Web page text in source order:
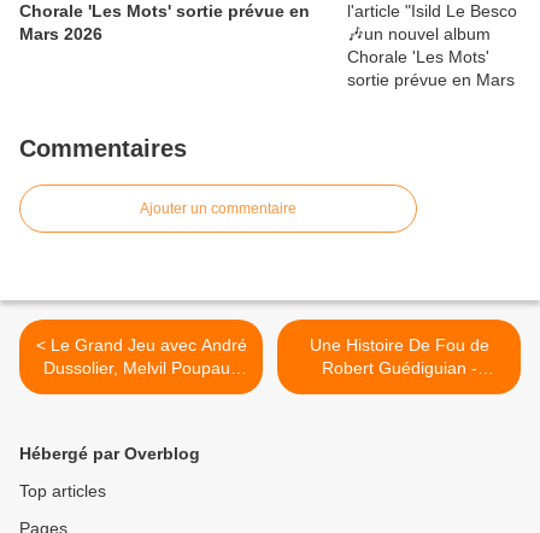
Chorale 'Les Mots' sortie prévue en
Mars 2026
Commentaires
Ajouter un commentaire
< Le Grand Jeu avec André
Dussolier, Melvil Poupaud
et Clémence Poésy - Le 16
Une Histoire De Fou de
Robert Guédiguian -
Bande-Annonce >
Hébergé par Overblog
Top articles
Pages